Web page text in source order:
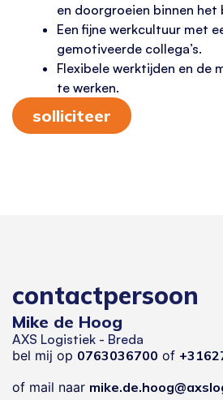
en doorgroeien binnen het
Een fijne werkcultuur met
gemotiveerde collega’s.
Flexibele werktijden en de
te werken.
solliciteer
contactpersoon
Mike de Hoog
AXS Logistiek - Breda
bel mij op 0763036700 of
of mail naar